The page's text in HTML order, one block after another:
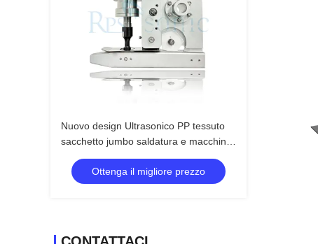
Nuovo design Ultrasonico PP tessuto
sacchetto jumbo saldatura e macchina
di taglio con corno da 20 mm
Ottenga il migliore prezzo